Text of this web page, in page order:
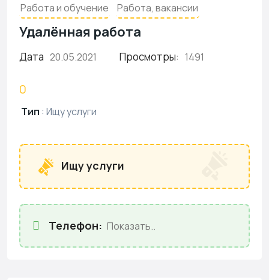
Работа и обучение Работа, вакансии
Удалённая работа
Дата 20.05.2021 Просмотры: 1491
0
Тип : Ищу услуги
Ищу услуги
Телефон: Показать..